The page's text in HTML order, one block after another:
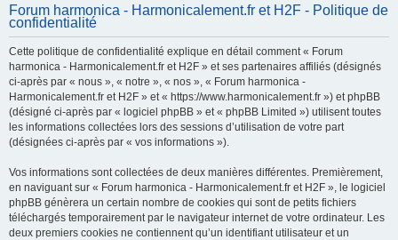
Forum harmonica - Harmonicalement.fr et H2F - Politique de
confidentialité
Cette politique de confidentialité explique en détail comment « Forum
harmonica - Harmonicalement.fr et H2F » et ses partenaires affiliés (désignés
ci-après par « nous », « notre », « nos », « Forum harmonica -
Harmonicalement.fr et H2F » et « https://www.harmonicalement.fr ») et phpBB
(désigné ci-après par « logiciel phpBB » et « phpBB Limited ») utilisent toutes
les informations collectées lors des sessions d’utilisation de votre part
(désignées ci-après par « vos informations »).
Vos informations sont collectées de deux manières différentes. Premièrement,
en naviguant sur « Forum harmonica - Harmonicalement.fr et H2F », le logiciel
phpBB génèrera un certain nombre de cookies qui sont de petits fichiers
téléchargés temporairement par le navigateur internet de votre ordinateur. Les
deux premiers cookies ne contiennent qu’un identifiant utilisateur et un